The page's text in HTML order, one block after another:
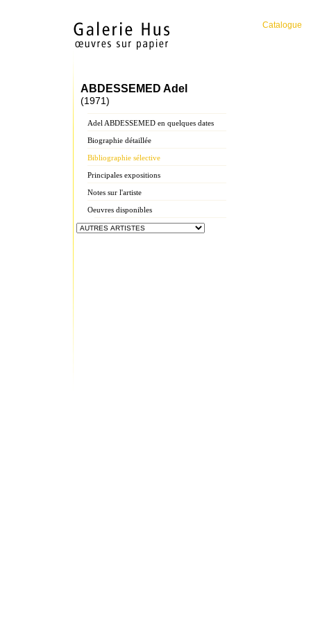
Catalogue
ABDESSEMED Adel
(1971)
Adel ABDESSEMED en quelques dates
Biographie détaillée
Bibliographie sélective
Principales expositions
Notes sur l'artiste
Oeuvres disponibles